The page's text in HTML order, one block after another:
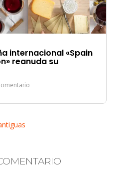
internacional «Spain
reanuda su